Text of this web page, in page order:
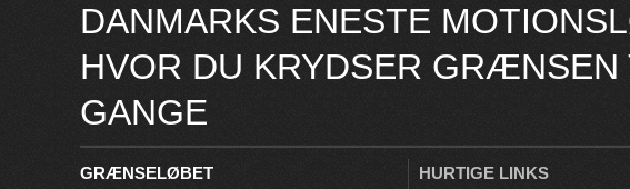
DANMARKS ENESTE
HVOR DU KRYDSER GRÆNSEN
GANGE
GRÆNSELØBET
HURTIGE LINKS